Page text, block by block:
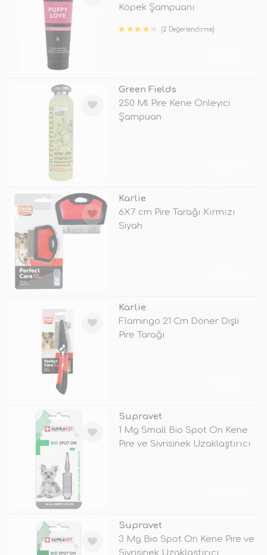
Köpek Şampuanı
(2 Değerlendirme)
Green Fields
250 Ml Pire Kene Önleyici
Şampuan
Karlie
6X7 cm Pire Tarağı Kırmızı
Siyah
Karlie
Flamingo 21 Cm Döner Dişli
Pire Tarağı
Supravet
1 Mg Small Bio Spot On Kene
Pire ve Sivrisinek Uzaklaştırıcı
Supravet
3 Mg Bio Spot On Kene Pire ve